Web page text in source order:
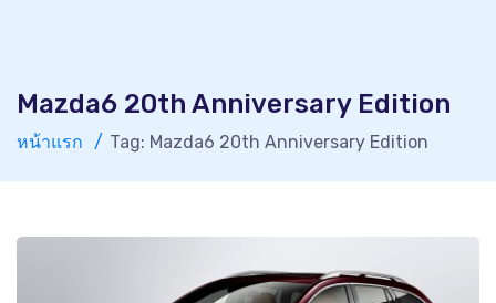
Mazda6 20th Anniversary Edition
หน้าแรก Tag: Mazda6 20th Anniversary Edition